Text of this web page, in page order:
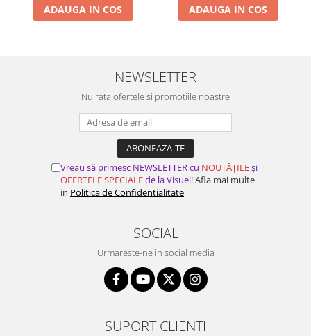
ADAUGA IN COS ADAUGA IN COS
NEWSLETTER
Nu rata ofertele si promotiile noastre
Vreau să primesc NEWSLETTER cu NOUTĂȚILEși
OFERTELE SPECIALEde la Visuel!Afla mai multe
in Politica de Confidentialitate
SOCIAL
Urmareste-ne in social media
SUPORT CLIENTI